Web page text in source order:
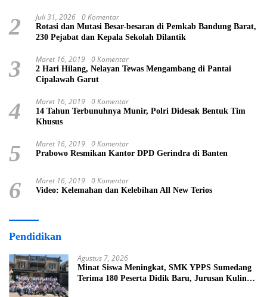
2 Juli 31, 2026 0 Komentar
Rotasi dan Mutasi Besar-besaran di Pemkab Bandung Barat,
230 Pejabat dan Kepala Sekolah Dilantik
3 Maret 16, 2019 0 Komentar
2 Hari Hilang, Nelayan Tewas Mengambang di Pantai
Cipalawah Garut
4 Maret 16, 2019 0 Komentar
14 Tahun Terbunuhnya Munir, Polri Didesak Bentuk Tim
Khusus
5 Maret 16, 2019 0 Komentar
Prabowo Resmikan Kantor DPD Gerindra di Banten
6 Maret 16, 2019 0 Komentar
Video: Kelemahan dan Kelebihan All New Terios
Pendidikan
Agustus 7, 2026
Minat Siswa Meningkat, SMK YPPS Sumedang
Terima 180 Peserta Didik Baru, Jurusan Kuliner